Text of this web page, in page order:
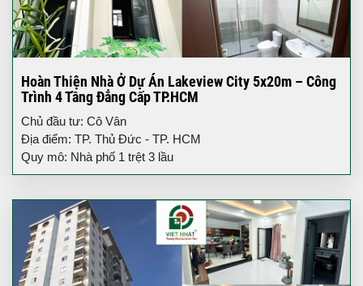
Hoàn Thiện Nhà Ở Dự Án Lakeview City 5x20m – Công
Trình 4 Tầng Đẳng Cấp TP.HCM
Chủ đầu tư: Cô Vân
Địa điểm: TP. Thủ Đức - TP. HCM
Quy mô: Nhà phố 1 trệt 3 lầu